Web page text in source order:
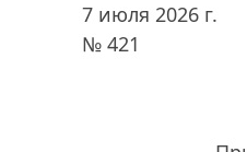
7 июля 2026 г.
№ 421